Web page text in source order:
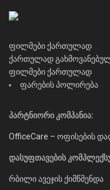
ფილმები ქართულად
ქართულად
ფილმები ქართულად
ფარების პოლირება
პარტნიორი კომპანია:
OfficeCare – ოფისების
დასუფთავების
რბილი ავეჯის ქიმწმენდა